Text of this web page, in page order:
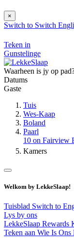
×
Switch to Switch
Teken in
Gunstelinge
Waarheen is jy op
Datums
Gaste
Tuis
Wes-Kaap
Boland
Paarl
10 on Fairview
Kamers
Welkom by LekkeSlaap!
Tuisblad Switch to
Lys by ons
LekkeSlaap Rewards
Teken aan Wie Is Ons